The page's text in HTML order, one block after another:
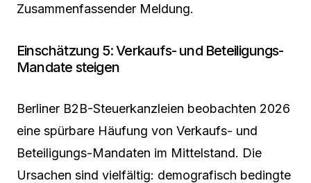
Zusammenfassender Meldung.
Einschätzung 5: Verkaufs- und Beteiligungs-
Mandate steigen
Berliner B2B-Steuerkanzleien beobachten 2026
eine spürbare Häufung von Verkaufs- und
Beteiligungs-Mandaten im Mittelstand. Die
Ursachen sind vielfältig: demografisch bedingte